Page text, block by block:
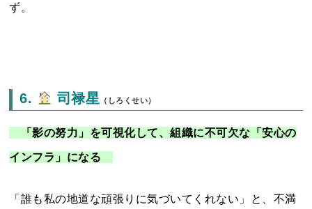
ず。
6. 司禄星 （しろくせい）
「影の努力」を可視化して、組織に不可欠な「安心の
インフラ」になる
「誰も私の地道な頑張りに気づいてくれない」と、不満